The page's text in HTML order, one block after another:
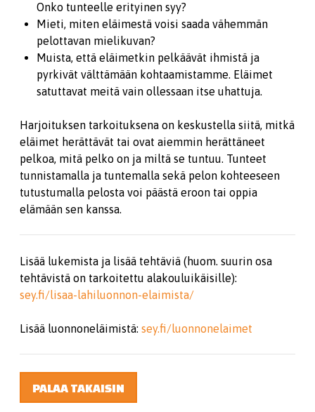
Onko tunteelle erityinen syy?
Mieti, miten eläimestä voisi saada vähemmän
pelottavan mielikuvan?
Muista, että eläimetkin pelkäävät ihmistä ja
pyrkivät välttämään kohtaamistamme. Eläimet
satuttavat meitä vain ollessaan itse uhattuja.
Harjoituksen tarkoituksena on keskustella siitä, mitkä
eläimet herättävät tai ovat aiemmin herättäneet
pelkoa, mitä pelko on ja miltä se tuntuu. Tunteet
tunnistamalla ja tuntemalla sekä pelon kohteeseen
tutustumalla pelosta voi päästä eroon tai oppia
elämään sen kanssa.
Lisää lukemista ja lisää tehtäviä (huom. suurin osa
tehtävistä on tarkoitettu alakouluikäisille):
sey.fi/lisaa-lahiluonnon-elaimista/
Lisää luonnoneläimistä: sey.fi/luonnonelaimet
PALAA TAKAISIN